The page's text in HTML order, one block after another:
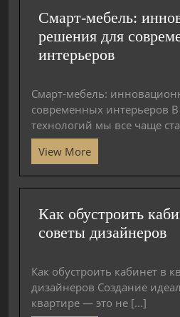
Смарт-мебель:
решения для
интерьеров
Смарт-мебель:
современных интерьеров
технологий мы все чаще
View More
Как обустроить
советы дизайнеров
Как обустроить кабинет в
дизайнеров Создание
квартире — это не [...]